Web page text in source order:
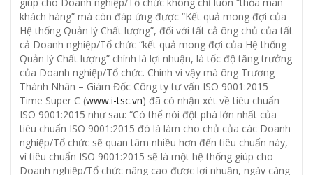
khách hàng” mà còn đáp ứng được “Kết quả mong đợi của
Hệ thống Quản lý Chất lượng”, đối với tất cả ông chủ của tất
cả Doanh nghiệp/Tổ chức “kết quả mong đợi của Hệ thống
Quản lý Chất lượng” chính là lợi nhuận, là tốc độ tăng trưởng
của Doanh nghiệp/Tổ chức. Chính vì vậy mà ông Trương
Thành Nhân – Giám Đốc Công ty tư vấn ISO 9001:2015
Time Super C (www.i-tsc.vn) đã có nhận xét về tiêu chuẩn
ISO 9001:2015 như sau: “Có thể nói đột phá lớn nhất của
tiêu chuẩn ISO 9001:2015 đó là làm cho chủ của các Doanh
nghiệp/Tổ chức sẽ quan tâm nhiều hơn đến tiêu chuẩn này,
vì tiêu chuẩn ISO 9001:2015 sẽ là một hệ thống giúp cho
Doanh nghiệp/Tổ chức nâng cao được lợi nhuận, ngày càng